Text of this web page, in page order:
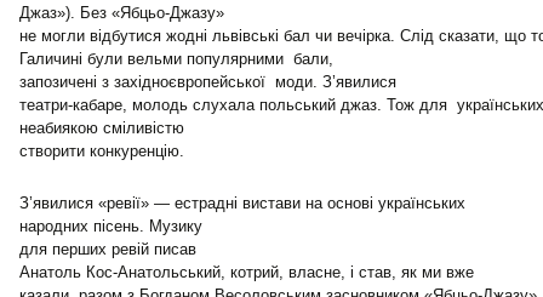
Джаз»). Без «Ябцьо-Джазу»
не могли відбутися жодні львівські бал чи вечірка. Слід сказати, що
Галичині були вельми популярними бали,
запозичені з західноєвропейської моди. З’явилися
театри-кабаре, молодь слухала польський джаз. Тож для
неабиякою сміливістю
створити конкуренцію.
З’явилися «ревії» — естрадні вистави на основі українських
народних пісень. Музику
для перших ревій писав
Анатоль Кос-Анатольський, котрий, власне, і став, як ми вже